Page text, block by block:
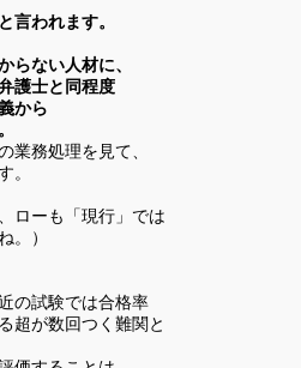
言われます。
らない人材に、
護士と同程度
から
業務処理を見て、
。
ローも「現行」では
。）
の試験では合格率
超が数回つく難関と